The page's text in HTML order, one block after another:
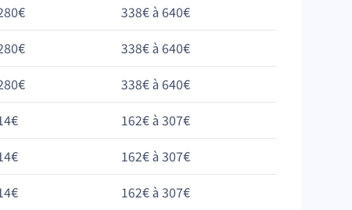
338€ à 640€
338€ à 640€
338€ à 640€
162€ à 307€
162€ à 307€
162€ à 307€